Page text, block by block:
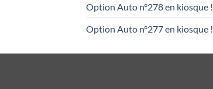
Option Auto n°278 en kiosque !
Option Auto n°277 en kiosque !